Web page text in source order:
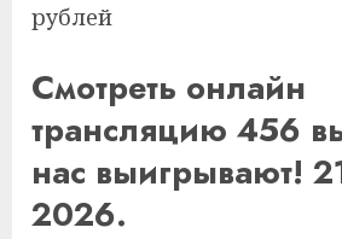
рублей
Смотреть онлайн
трансляцию 456
нас выигрывают!
2026.